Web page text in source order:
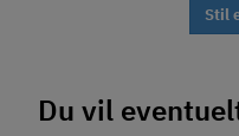
Stil
Du vil